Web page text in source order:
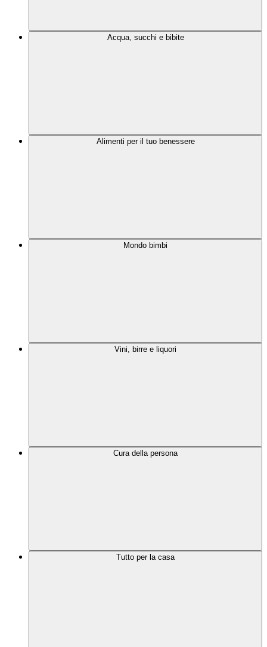
Acqua, succhi e bibite
Alimenti per il tuo benessere
Mondo bimbi
Vini, birre e liquori
Cura della persona
Tutto per la casa